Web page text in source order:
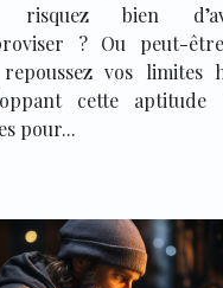
risquez bien
? Ou peut-
vos limites
cette
pour...